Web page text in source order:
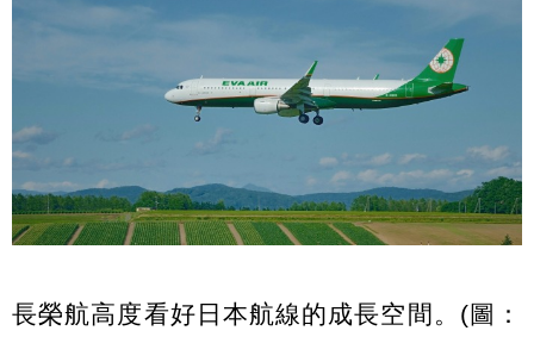
長榮航高度看好日本航線的成長空間。(圖：